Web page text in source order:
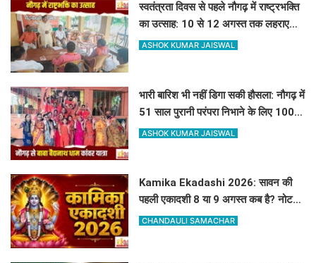
स्वतंत्रता दिवस से पहले नौगढ़ में राष्ट्रभक्ति
का उत्साह: 10 से 12 अगस्त तक लहराएगा
हर घर तिरंगा
ASHOK KUMAR JAISWAL
भारी बारिश भी नहीं डिगा सकी हौसला: नौगढ़ में
51 साल पुरानी परंपरा निभाने के लिए 100 से
अधिक कांवरिए बाबा बैद्यनाथ धाम के लिए
ASHOK KUMAR JAISWAL
Kamika Ekadashi 2026: सावन की
पहली एकादशी 8 या 9 अगस्त कब है? नोट
करें सही तारीख, मुहूर्त और पारण का समय
CHANDAULI SAMACHAR